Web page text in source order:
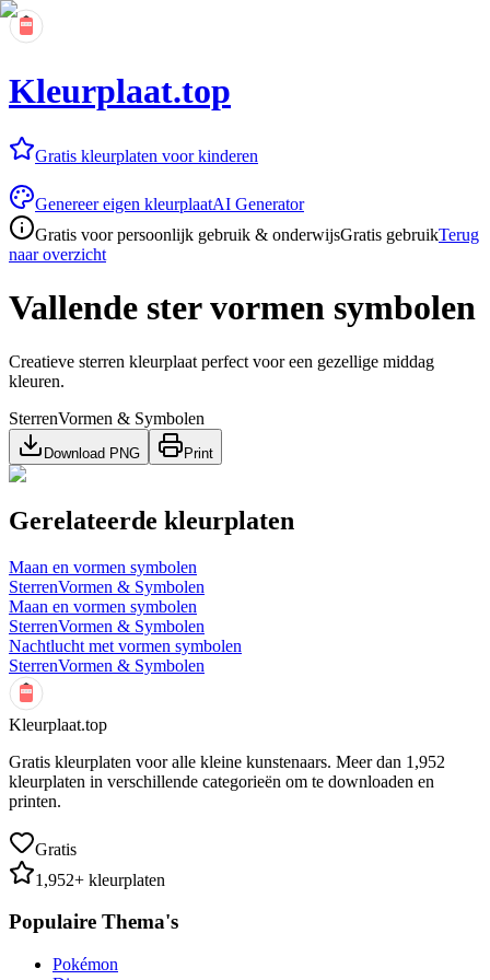
Kleurplaat.top
Gratis kleurplaten voor kinderen
Genereer eigen kleurplaatAI Generator
Gratis voor persoonlijk gebruik & onderwijsGratis gebruikTerug
naar overzicht
Vallende ster vormen symbolen
Creatieve sterren kleurplaat perfect voor een gezellige middag
kleuren.
SterrenVormen & Symbolen
Download PNG Print
Gerelateerde kleurplaten
Maan en vormen symbolen
SterrenVormen & Symbolen
Maan en vormen symbolen
SterrenVormen & Symbolen
Nachtlucht met vormen symbolen
SterrenVormen & Symbolen
Kleurplaat.top
Gratis kleurplaten voor alle kleine kunstenaars. Meer dan 1,952
kleurplaten in verschillende categorieën om te downloaden en
printen.
Gratis
1,952+ kleurplaten
Populaire Thema's
Pokémon